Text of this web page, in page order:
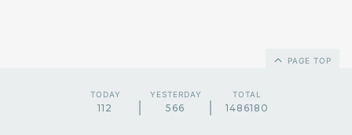
PAGE TOP
TODAY
112
YESTERDAY
566
TOTAL
1486180